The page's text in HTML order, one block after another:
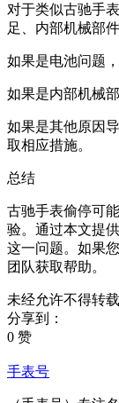
对于类似古驰手
足、内部机械部
如果是电池问题
如果是内部机械
如果是其他原因
取相应措施。
总结
古驰手表偷停可
验。通过本文提
这一问题。如果
团队获取帮助。
未经允许不得转载
分享到：
0 赞
手表号